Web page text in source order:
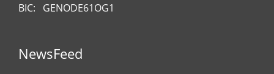
BIC: GENODE61OG1
NewsFeed